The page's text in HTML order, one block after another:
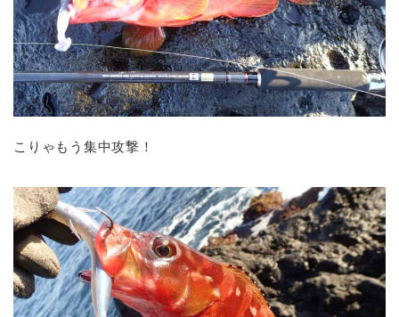
こりゃもう集中攻撃！